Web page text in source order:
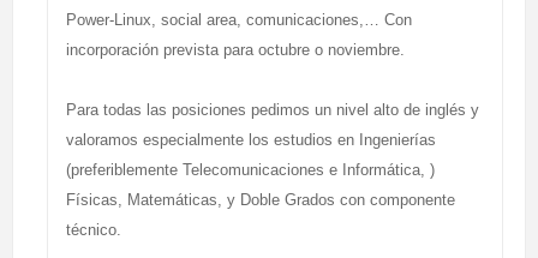
Power-Linux, social area, comunicaciones,… Con
incorporación prevista para octubre o noviembre.
Para todas las posiciones pedimos un nivel alto de inglés y
valoramos especialmente los estudios en Ingenierías
(preferiblemente Telecomunicaciones e Informática, )
Físicas, Matemáticas, y Doble Grados con componente
técnico.